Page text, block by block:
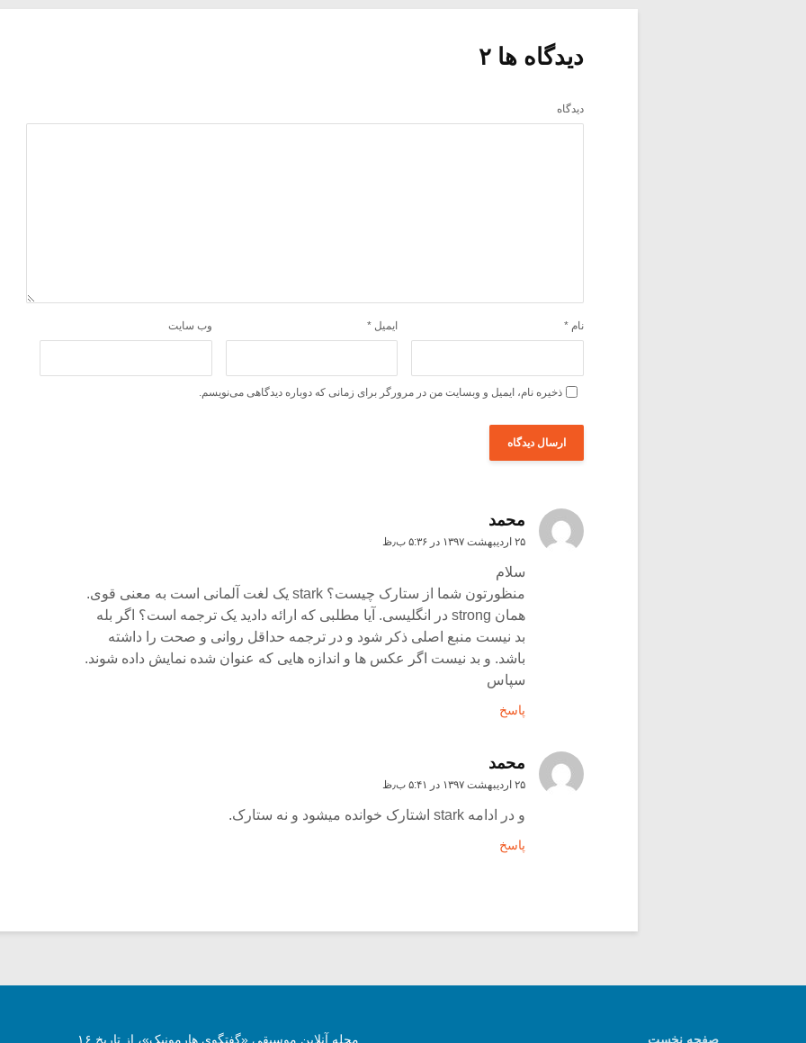
دیدگاه ها ۲
دیدگاه
نام * ایمیل * وب‌ سایت
ذخیره نام، ایمیل و وبسایت من در مرورگر برای زمانی که دوباره دیدگاهی می‌نویسم.
محمد
۲۵ اردیبهشت ۱۳۹۷ در ۵:۳۶ ب٫ظ
سلام
منظورتون شما از ستارک چیست؟ stark یک لغت آلمانی است به معنی قوی.
همان strong در انگلیسی. آیا مطلبی که ارائه دادید یک ترجمه است؟ اگر بله
بد نیست منبع اصلی ذکر شود و در ترجمه حداقل روانی و صحت را داشته
باشد. و بد نیست اگر عکس ها و اندازه هایی که عنوان شده نمایش داده شوند.
سپاس
پاسخ
محمد
۲۵ اردیبهشت ۱۳۹۷ در ۵:۴۱ ب٫ظ
و در ادامه stark اشتارک خوانده میشود و نه ستارک.
پاسخ
صفحه نخست مجله آنلاین موسیقی «گفتگوی هارمونیک»، از تاریخ ۱۶